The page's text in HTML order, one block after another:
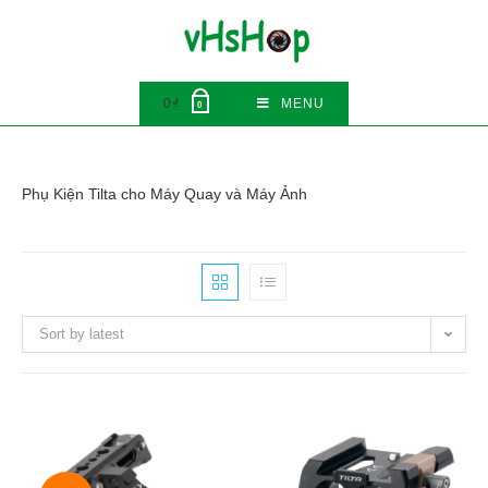
0 ₫ 0 MENU
Phụ Kiện Tilta cho Máy Quay và Máy Ảnh
Sort by latest